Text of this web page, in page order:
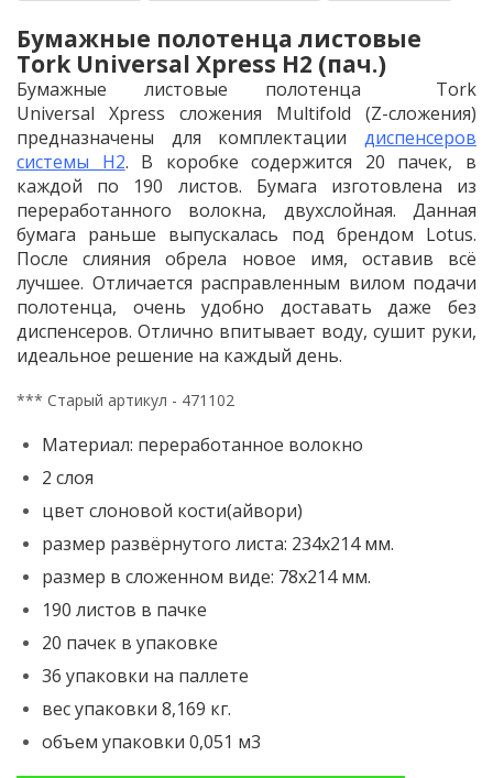
Бумажные полотенца листовые
Tork Universal Xpress H2 (пач.)
Бумажные листовые полотенца Tork
Universal Xpress сложения Multifold (Z-сложения)
предназначены для комплектации диспенсеров
системы H2. В коробке содержится 20 пачек, в
каждой по 190 листов. Бумага изготовлена из
переработанного волокна, двухслойная. Данная
бумага раньше выпускалась под брендом Lotus.
После слияния обрела новое имя, оставив всё
лучшее. Отличается расправленным вилом подачи
полотенца, очень удобно доставать даже без
диспенсеров. Отлично впитывает воду, сушит руки,
идеальное решение на каждый день.
*** Старый артикул - 471102
Материал: переработанное волокно
2 слоя
цвет слоновой кости(айвори)
размер развёрнутого листа: 234x214 мм.
размер в сложенном виде: 78x214 мм.
190 листов в пачке
20 пачек в упаковке
36 упаковки на паллете
вес упаковки 8,169 кг.
объем упаковки 0,051 м3